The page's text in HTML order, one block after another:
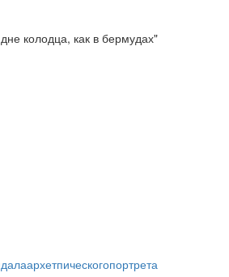
колодца, как в бермудах"